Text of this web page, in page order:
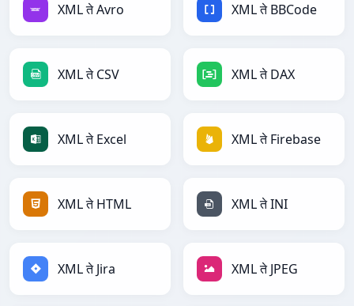
XML ते Avro XML ते BBCode
XML ते CSV XML ते DAX
XML ते Excel XML ते Firebase
XML ते HTML XML ते INI
XML ते Jira XML ते JPEG